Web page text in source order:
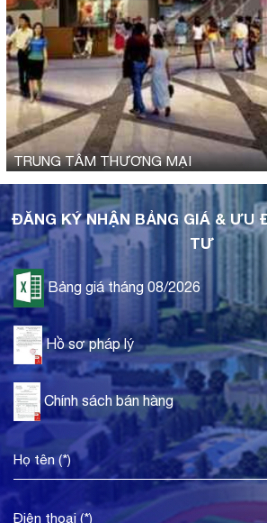
TRUNG TÂM THƯƠNG MẠI
ĐĂNG KÝ NHẬN BẢNG GIÁ & ƯU
TƯ
Bảng giá tháng 08/2026
Hồ sơ pháp lý
Chính sách bán hàng